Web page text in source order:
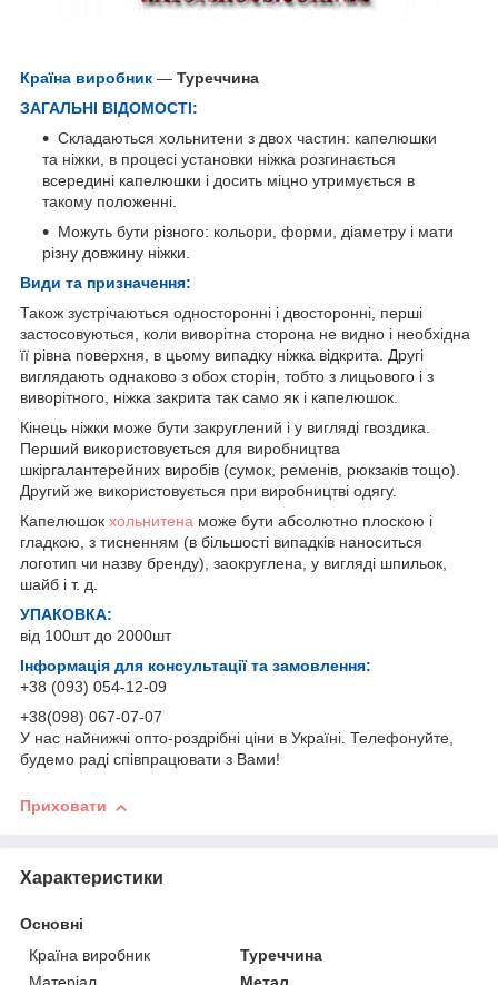
Країна виробник — Туреччина
ЗАГАЛЬНІ ВІДОМОСТІ:
Складаються хольнитени з двох частин: капелюшки
та ніжки, в процесі установки ніжка розгинається
всередині капелюшки і досить міцно утримується в
такому положенні.
Можуть бути різного: кольори, форми, діаметру і мати
різну довжину ніжки.
Види та призначення:
Також зустрічаються односторонні і двосторонні, перші
застосовуються, коли виворітна сторона не видно і необхідна
її рівна поверхня, в цьому випадку ніжка відкрита. Другі
виглядають однаково з обох сторін, тобто з лицьового і з
виворітного, ніжка закрита так само як і капелюшок.
Кінець ніжки може бути закруглений і у вигляді гвоздика.
Перший використовується для виробництва
шкіргалантерейних виробів (сумок, ременів, рюкзаків тощо).
Другий же використовується при виробництві одягу.
Капелюшок хольнитена може бути абсолютно плоскою і
гладкою, з тисненням (в більшості випадків наноситься
логотип чи назву бренду), заокруглена, у вигляді шпильок,
шайб і т. д.
УПАКОВКА:
від 100шт до 2000шт
Інформація для консультації та замовлення:
+38 (093) 054-12-09
+38(098) 067-07-07
У нас найнижчі опто-роздрібні ціни в Україні. Телефонуйте,
будемо раді співпрацювати з Вами!
Приховати
Характеристики
Основні
Країна виробник
Туреччина